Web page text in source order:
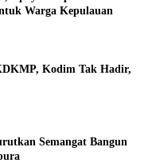
Warga Kepulauan
Kodim Tak Hadir,
Semangat Bangun